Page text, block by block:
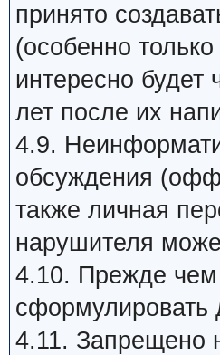
принято
(особенно
интересно будет
лет после их
4.9.
обсуждения
также личная
нарушителя
4.10. Прежде чем
сформулировать
4.11. Запрещено